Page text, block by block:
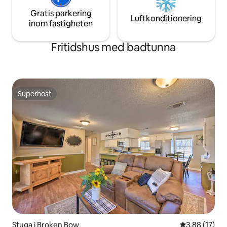
Gratis parkering
inom fastigheten
Luftkonditionering
Fritidshus med badtunna
Superhost
Superhost
Stuga i Broken Bow 3,88 av 5 i
3,88 (17)